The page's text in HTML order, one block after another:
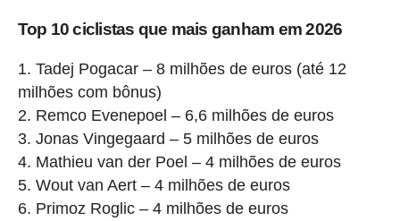
Top 10 ciclistas que mais ganham em 2026
Tadej Pogacar – 8 milhões de euros (até 12
milhões com bônus)
Remco Evenepoel – 6,6 milhões de euros
Jonas Vingegaard – 5 milhões de euros
Mathieu van der Poel – 4 milhões de euros
Wout van Aert – 4 milhões de euros
Primoz Roglic – 4 milhões de euros